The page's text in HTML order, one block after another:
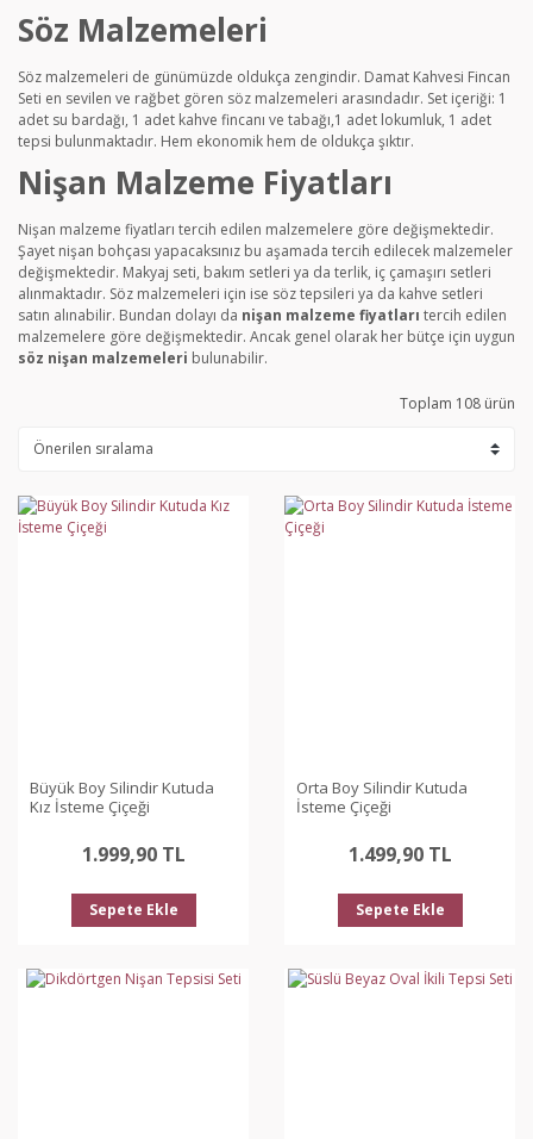
Söz Malzemeleri
Söz malzemeleri de günümüzde oldukça zengindir. Damat Kahvesi Fincan
Seti en sevilen ve rağbet gören söz malzemeleri arasındadır. Set içeriği: 1
adet su bardağı, 1 adet kahve fincanı ve tabağı,1 adet lokumluk, 1 adet
tepsi bulunmaktadır. Hem ekonomik hem de oldukça şıktır.
Nişan Malzeme Fiyatları
Nişan malzeme fiyatları tercih edilen malzemelere göre değişmektedir.
Şayet nişan bohçası yapacaksınız bu aşamada tercih edilecek malzemeler
değişmektedir. Makyaj seti, bakım setleri ya da terlik, iç çamaşırı setleri
alınmaktadır. Söz malzemeleri için ise söz tepsileri ya da kahve setleri
satın alınabilir. Bundan dolayı da nişan malzeme fiyatları tercih edilen
malzemelere göre değişmektedir. Ancak genel olarak her bütçe için uygun
söz nişan malzemeleri bulunabilir.
Toplam 108 ürün
Büyük Boy Silindir Kutuda
Kız İsteme Çiçeği
1.999,90 TL
Sepete Ekle
Orta Boy Silindir Kutuda
İsteme Çiçeği
1.499,90 TL
Sepete Ekle